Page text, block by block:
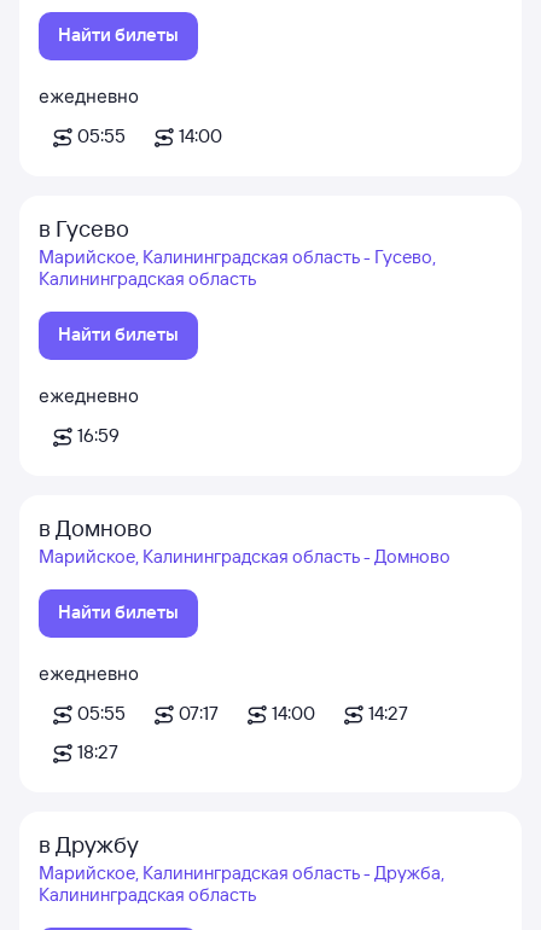
Найти билеты
ежедневно
05:55
14:00
в Гусево
Марийское, Калининградская область - Гусево,
Калининградская область
Найти билеты
ежедневно
16:59
в Домново
Марийское, Калининградская область - Домново
Найти билеты
ежедневно
05:55
07:17 14:00
14:27
18:27
в Дружбу
Марийское, Калининградская область - Дружба,
Калининградская область